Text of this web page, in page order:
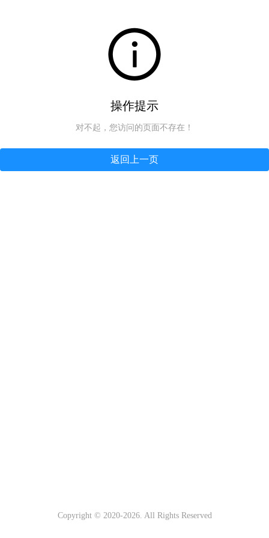
操作提示
对不起，您访问的页面不存在！
返回上一页
Copyright © 2020-2026. All Rights Reserved